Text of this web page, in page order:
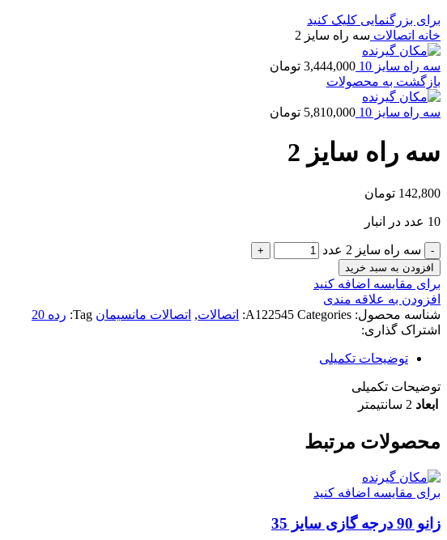
برای بزرگنمایی کلیک کنید
خانه اتصالات سه راه سایز 2
سه راه سایز 10 3,444,000 تومان
بازگشت به محصولات
سه راه سایز 10 5,810,000 تومان
سه راه سایز 2
142,800 تومان
10 عدد در انبار
سه راه سایز 2 عدد
افزودن به سبد خرید
برای مقایسه اضافه کنید
افزودن به علاقه مندی
شناسه محصول:
A122545 Categories: اتصالات, اتصالات مانسیمان Tag: رده 20
اشتراک گذاری:
توضیحات تکمیلی
توضیحات تکمیلی
ابعاد 2 سانتیمتر
محصولات مرتبط
برای مقایسه اضافه کنید
زانو 90 درجه گازی سایز 35